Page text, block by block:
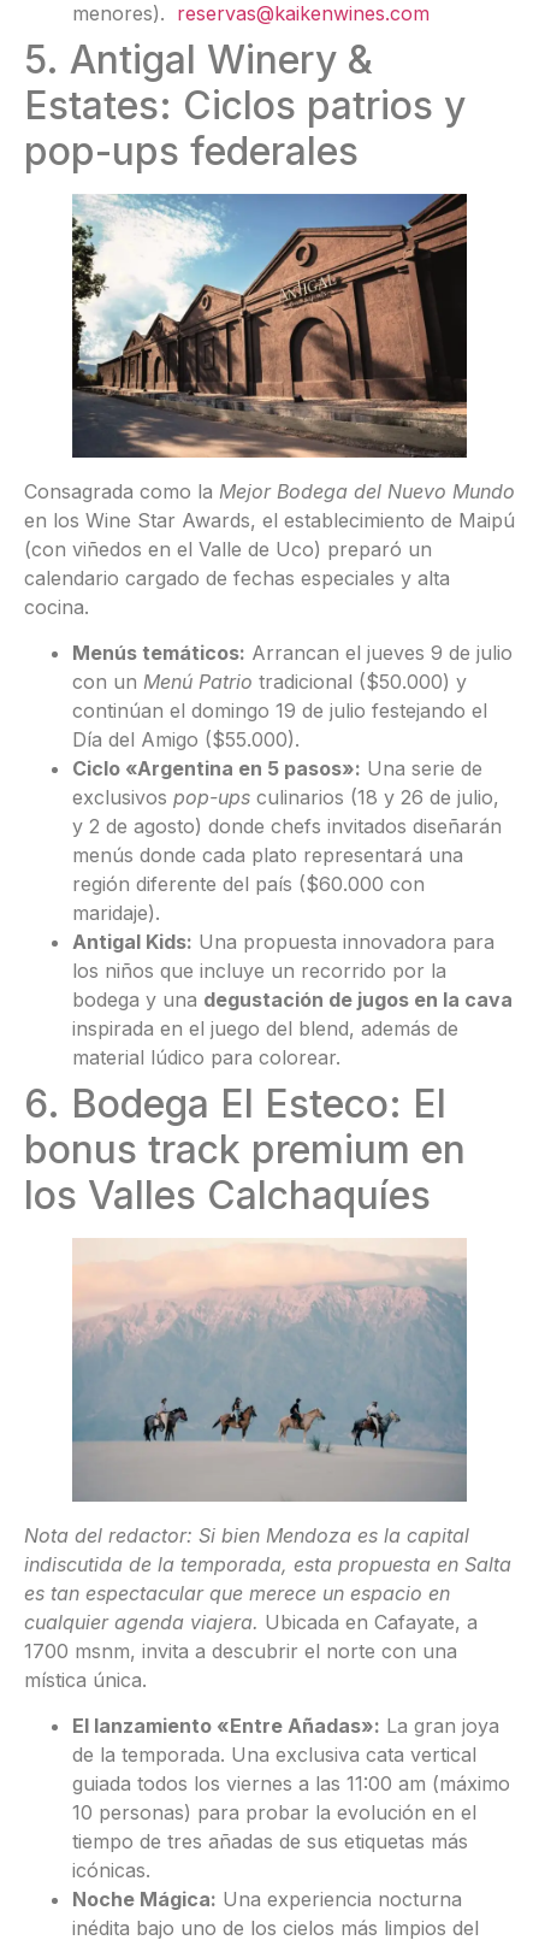
menores). reservas@kaikenwines.com
5. Antigal Winery &
Estates: Ciclos patrios y
pop-ups federales
Consagrada como la Mejor Bodega del Nuevo Mundo
en los Wine Star Awards, el establecimiento de Maipú
(con viñedos en el Valle de Uco) preparó un
calendario cargado de fechas especiales y alta
cocina.
Menús temáticos: Arrancan el jueves 9 de julio
con un Menú Patrio tradicional ($50.000) y
continúan el domingo 19 de julio festejando el
Día del Amigo ($55.000).
Ciclo «Argentina en 5 pasos»: Una serie de
exclusivos pop-ups culinarios (18 y 26 de julio,
y 2 de agosto) donde chefs invitados diseñarán
menús donde cada plato representará una
región diferente del país ($60.000 con
maridaje).
Antigal Kids: Una propuesta innovadora para
los niños que incluye un recorrido por la
bodega y una degustación de jugos en la cava
inspirada en el juego del blend, además de
material lúdico para colorear.
6. Bodega El Esteco: El
bonus track premium en
los Valles Calchaquíes
Nota del redactor: Si bien Mendoza es la capital
indiscutida de la temporada, esta propuesta en Salta
es tan espectacular que merece un espacio en
cualquier agenda viajera. Ubicada en Cafayate, a
1700 msnm, invita a descubrir el norte con una
mística única.
El lanzamiento «Entre Añadas»: La gran joya
de la temporada. Una exclusiva cata vertical
guiada todos los viernes a las 11:00 am (máximo
10 personas) para probar la evolución en el
tiempo de tres añadas de sus etiquetas más
icónicas.
Noche Mágica: Una experiencia nocturna
inédita bajo uno de los cielos más limpios del